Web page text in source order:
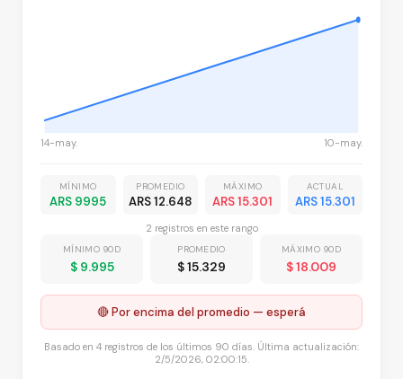
14-may. 10-may.
MÍNIMO
ARS 9995
PROMEDIO
ARS 12.648
MÁXIMO
ARS 15.301
ACTUAL
ARS 15.301
2 registros en este rango
MÍNIMO 90D
$ 9.995
PROMEDIO
$ 15.329
MÁXIMO 90D
$ 18.009
🔴 Por encima del promedio — esperá
Basado en 4 registros de los últimos 90 días. Última actualización:
2/5/2026, 02:00:15.